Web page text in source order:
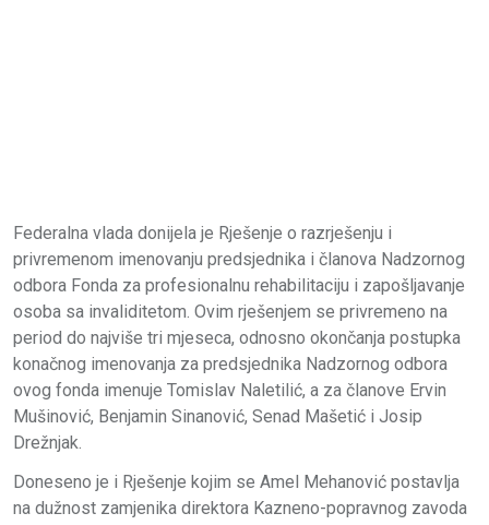
Federalna vlada donijela je Rješenje o razrješenju i
privremenom imenovanju predsjednika i članova Nadzornog
odbora Fonda za profesionalnu rehabilitaciju i zapošljavanje
osoba sa invaliditetom. Ovim rješenjem se privremeno na
period do najviše tri mjeseca, odnosno okončanja postupka
konačnog imenovanja za predsjednika Nadzornog odbora
ovog fonda imenuje Tomislav Naletilić, a za članove Ervin
Mušinović, Benjamin Sinanović, Senad Mašetić i Josip
Drežnjak.
Doneseno je i Rješenje kojim se Amel Mehanović postavlja
na dužnost zamjenika direktora Kazneno-popravnog zavoda